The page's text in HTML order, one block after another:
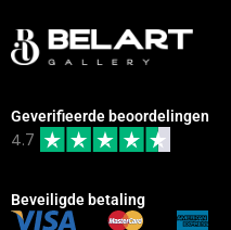
Geverifieerde beoordelingen
4.7
Beveiligde betaling